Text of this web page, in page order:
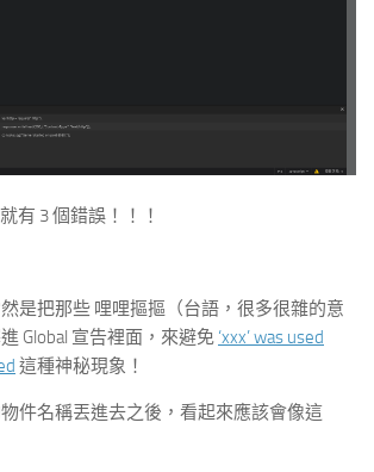
有 3 個錯誤！！！
是把那些 哩哩摳摳（台語，很多很雜的意
Global 宣告裡面，來避免 ‘xxx’ was used
這種神秘現象！
件名稱丟進去之後，看起來應該會像這